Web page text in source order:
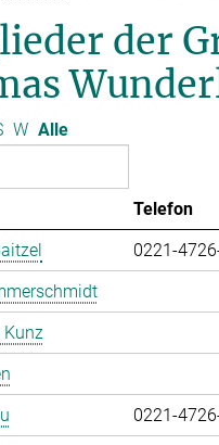
der
W Alle
Telefon
0221-
Kunz
0221-